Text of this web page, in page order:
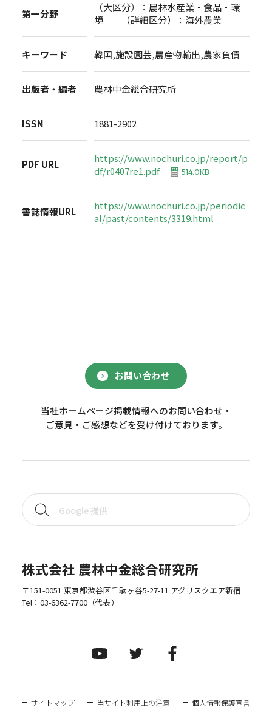
第一分野
（大区分）：農林水産業・食品・環
境 （詳細区分）：海外農業
キーワード 韓国,施設園芸,農産物輸出,農家負債
出版者・編者 農林中金総合研究所
ISSN 1881-2902
PDF URL
https://www.nochuri.co.jp/report/p
df/r0407re1.pdf
514.0KB
書誌情報URL
https://www.nochuri.co.jp/periodic
al/past/contents/3319.html
お問い合わせ
当社ホームページ掲載情報へのお問い合わせ・
ご意見・ご感想などを受け付けております。
株式会社 農林中金総合研究所
〒151-0051 東京都渋谷区千駄ヶ谷5-27-11 アグリスクエア新宿
Tel： 03-6362-7700（代表）
サイトマップ 当サイト利用上の注意 個人情報保護宣言